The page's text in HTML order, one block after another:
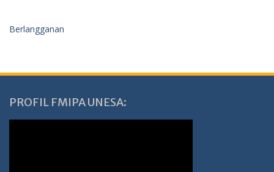
Berlangganan
PROFIL FMIPA UNESA: